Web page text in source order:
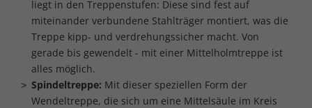
liegt in den Treppenstufen: Diese sind fest auf
miteinander verbundene Stahlträger montiert, was die
Treppe kipp- und verdrehungssicher macht. Von
gerade bis gewendelt - mit einer Mittelholmtreppe ist
alles möglich.
Spindeltreppe: Mit dieser speziellen Form der
Wendeltreppe, die sich um eine Mittelsäule im Kreis